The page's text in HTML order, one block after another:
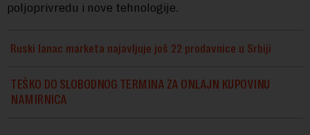
poljoprivredu i nove tehnologije.
Ruski lanac marketa najavljuje još 22 prodavnice u Srbiji
TEŠKO DO SLOBODNOG TERMINA ZA ONLAJN KUPOVINU
NAMIRNICA